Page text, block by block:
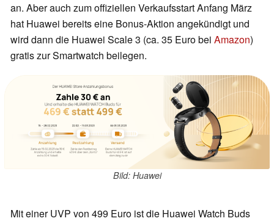
an. Aber auch zum offiziellen Verkaufsstart Anfang März
hat Huawei bereits eine Bonus-Aktion angekündigt und
wird dann die Huawei Scale 3 (ca. 35 Euro bei Amazon)
gratis zur Smartwatch beilegen.
Bild: Huawei
Mit einer UVP von 499 Euro ist die Huawei Watch Buds